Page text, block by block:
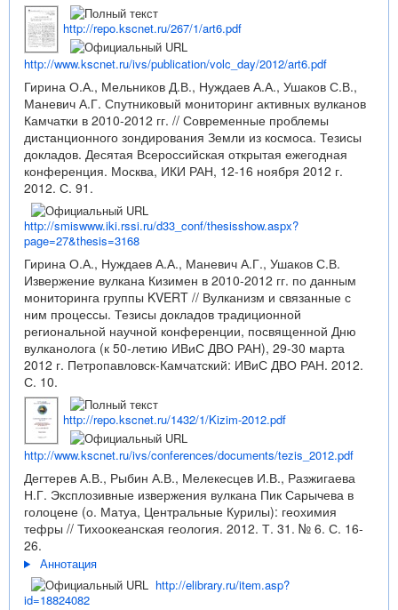
http://repo.kscnet.ru/267/1/art6.pdf
http://www.kscnet.ru/ivs/publication/volc_day/2012/art6.pdf
Гирина О.А., Мельников Д.В., Нуждаев А.А., Ушаков С.В.,
Маневич А.Г. Спутниковый мониторинг активных вулканов
Камчатки в 2010-2012 гг. // Современные проблемы
дистанционного зондирования Земли из космоса. Тезисы
докладов. Десятая Всероссийская открытая ежегодная
конференция. Москва, ИКИ РАН, 12-16 ноября 2012 г.
2012. С. 91.
http://smiswww.iki.rssi.ru/d33_conf/thesisshow.aspx?
page=27&thesis=3168
Гирина О.А., Нуждаев А.А., Маневич А.Г., Ушаков С.В.
Извержение вулкана Кизимен в 2010-2012 гг. по данным
мониторинга группы KVERT // Вулканизм и связанные с
ним процессы. Тезисы докладов традиционной
региональной научной конференции, посвященной Дню
вулканолога (к 50-летию ИВиС ДВО РАН), 29-30 марта
2012 г. Петропавловск-Камчатский: ИВиС ДВО РАН. 2012.
С. 10.
http://repo.kscnet.ru/1432/1/Kizim-2012.pdf
http://www.kscnet.ru/ivs/conferences/documents/tezis_2012.pdf
Дегтерев А.В., Рыбин А.В., Мелекесцев И.В., Разжигаева
Н.Г. Эксплозивные извержения вулкана Пик Сарычева в
голоцене (о. Матуа, Центральные Курилы): геохимия
тефры // Тихоокеанская геология. 2012. Т. 31. № 6. С. 16-
26.
Аннотация
http://elibrary.ru/item.asp?
id=18824082